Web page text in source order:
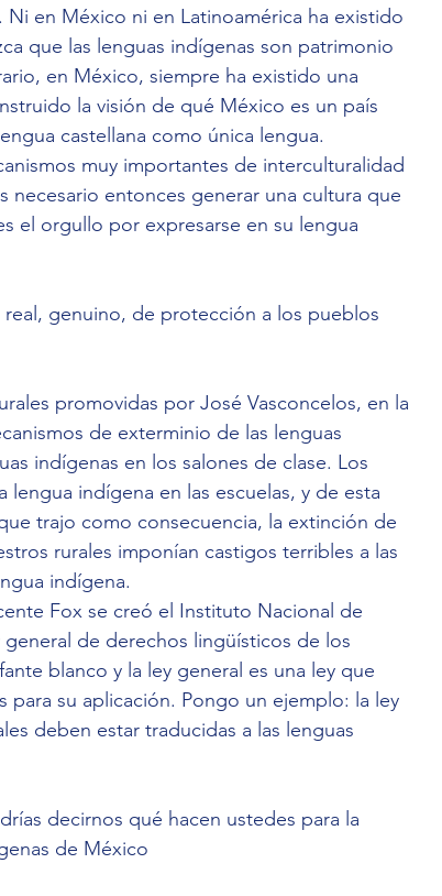
en México ni en Latinoamérica ha existido
que las lenguas indígenas son patrimonio
en México, siempre ha existido una
la visión de qué México es un país
castellana como única lengua.
muy importantes de interculturalidad
necesario entonces generar una cultura que
el orgullo por expresarse en su lengua
genuino, de protección a los pueblos
promovidas por José Vasconcelos, en la
de exterminio de las lenguas
indígenas en los salones de clase. Los
indígena en las escuelas, y de esta
trajo como consecuencia, la extinción de
rurales imponían castigos terribles a las
indígena.
Fox se creó el Instituto Nacional de
de derechos lingüísticos de los
blanco y la ley general es una ley que
para su aplicación. Pongo un ejemplo: la ley
deben estar traducidas a las lenguas
decirnos qué hacen ustedes para la
de México